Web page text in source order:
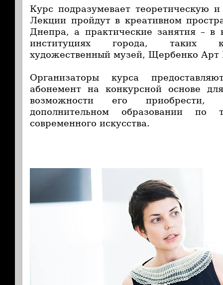
Курс подразумевает теоретическую
Лекции пройдут в креативном
Днепра, а практические занятия – в
институциях города, таких
художественный музей, Щербенко Арт
Организаторы курса
абонемент на конкурсной основе
возможности его
дополнительном образовании по
современного искусства.